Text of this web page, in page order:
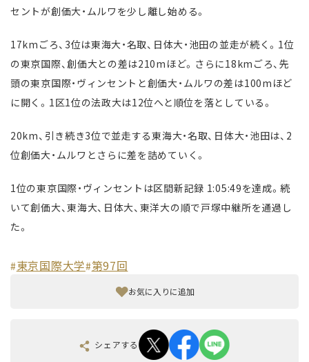
セントが創価大・ムルワを少し離し始める。
17kmごろ、3位は東海大・名取、日体大・池田の並走が続く。1位
の東京国際、創価大との差は210mほど。さらに18kmごろ、先
頭の東京国際・ヴィンセントと創価大・ムルワの差は100mほど
に開く。1区1位の法政大は12位へと順位を落としている。
20km、引き続き3位で並走する東海大・名取、日体大・池田は、2
位創価大・ムルワとさらに差を詰めていく。
1位の東京国際・ヴィンセントは区間新記録 1:05:49を達成。続
いて創価大、東海大、日体大、東洋大の順で戸塚中継所を通過し
た。
#東京国際大学#第97回
お気に入りに追加
シェアする